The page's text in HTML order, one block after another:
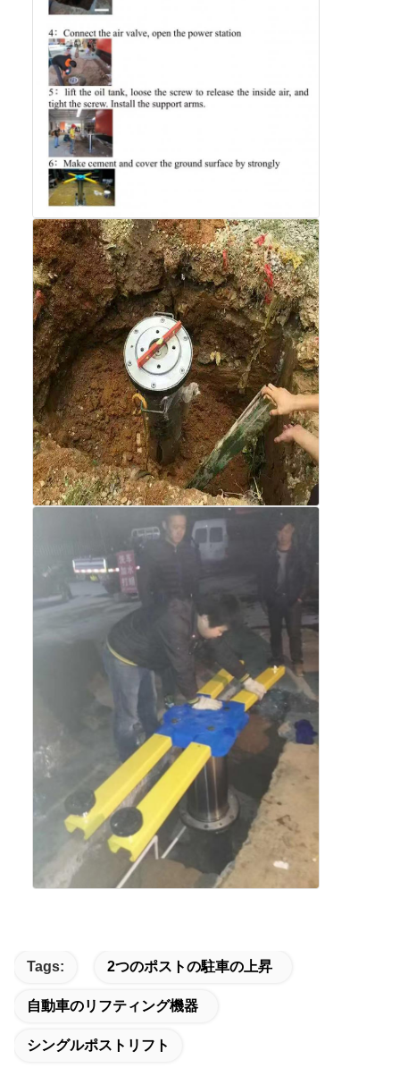
Tags: 2つのポストの駐車の上昇
自動車のリフティング機器
シングルポストリフト